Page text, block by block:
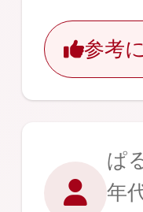
参考
ぱ
年